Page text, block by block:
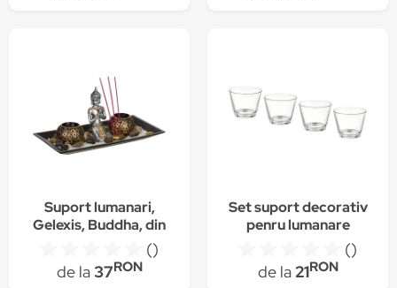
Suport lumanari,
Gelexis, Buddha, din
lemn, cu betisoare
parfumate, 29x15 cm
()
de la37RON
Set suport decorativ
penru lumanare
transparenta, 4
bucati, 6 cm
()
de la21RON